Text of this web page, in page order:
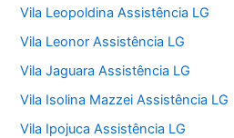
Vila Leopoldina Assistência LG
Vila Leonor Assistência LG
Vila Jaguara Assistência LG
Vila Isolina Mazzei Assistência LG
Vila Ipojuca Assistência LG